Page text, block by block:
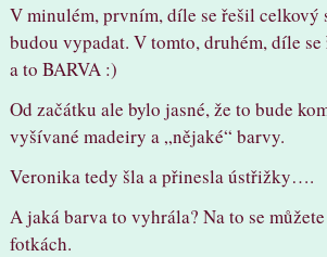
V minulém, prvním, díle se řešil celkový
budou vypadat. V tomto, druhém, díle
a to BARVA :)
Od začátku ale bylo jasné, že to bude
vyšívané madeiry a „nějaké“ barvy.
Veronika tedy šla a přinesla ústřižky….
A jaká barva to vyhrála? Na to se
fotkách.